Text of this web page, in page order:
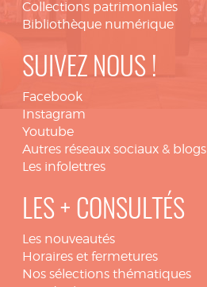
Collections patrimoniales
Bibliothèque numérique
SUIVEZ NOUS !
Facebook
Instagram
Youtube
Autres réseaux sociaux & blogs
Les infolettres
LES + CONSULTÉS
Les nouveautés
Horaires et fermetures
Nos sélections thématiques